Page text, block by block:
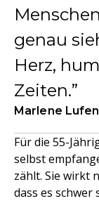
genau
Herz,
Zeiten.
Marlene Lufen
Für die 55-
selbst
zählt. Sie wirkt
dass es schwer